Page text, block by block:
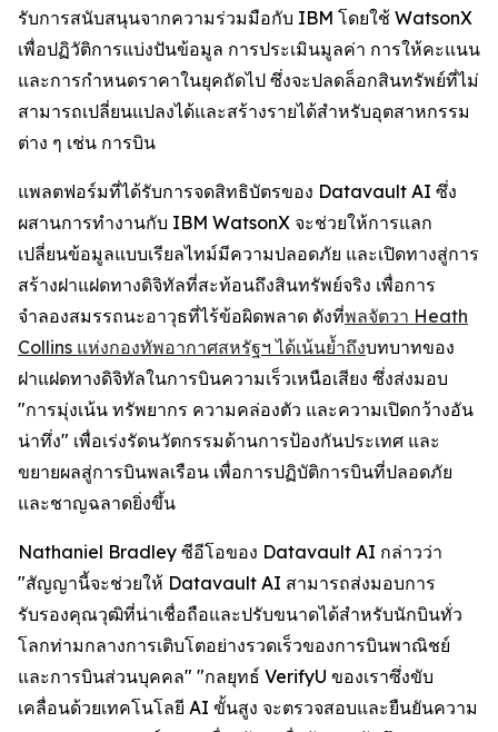
รับการสนับสนุนจากความร่วมมือกับ IBM โดยใช้ WatsonX
เพื่อปฏิวัติการแบ่งปันข้อมูล การประเมินมูลค่า การให้คะแนน
และการกำหนดราคาในยุคถัดไป ซึ่งจะปลดล็อกสินทรัพย์ที่ไม่
สามารถเปลี่ยนแปลงได้และสร้างรายได้สำหรับอุตสาหกรรม
ต่าง ๆ เช่น การบิน
แพลตฟอร์มที่ได้รับการจดสิทธิบัตรของ Datavault AI ซึ่ง
ผสานการทำงานกับ IBM WatsonX จะช่วยให้การแลก
เปลี่ยนข้อมูลแบบเรียลไทม์มีความปลอดภัย และเปิดทางสู่การ
สร้างฝาแฝดทางดิจิทัลที่สะท้อนถึงสินทรัพย์จริง เพื่อการ
จำลองสมรรถนะอาวุธที่ไร้ข้อผิดพลาด ดังที่พลจัตวา Heath
Collins แห่งกองทัพอากาศสหรัฐฯ ได้เน้นย้ำถึงบทบาทของ
ฝาแฝดทางดิจิทัลในการบินความเร็วเหนือเสียง ซึ่งส่งมอบ
"การมุ่งเน้น ทรัพยากร ความคล่องตัว และความเปิดกว้างอัน
น่าทึ่ง" เพื่อเร่งรัดนวัตกรรมด้านการป้องกันประเทศ และ
ขยายผลสู่การบินพลเรือน เพื่อการปฏิบัติการบินที่ปลอดภัย
และชาญฉลาดยิ่งขึ้น
Nathaniel Bradley ซีอีโอของ Datavault AI กล่าวว่า
"สัญญานี้จะช่วยให้ Datavault AI สามารถส่งมอบการ
รับรองคุณวุฒิที่น่าเชื่อถือและปรับขนาดได้สำหรับนักบินทั่ว
โลกท่ามกลางการเติบโตอย่างรวดเร็วของการบินพาณิชย์
และการบินส่วนบุคคล" "กลยุทธ์ VerifyU ของเราซึ่งขับ
เคลื่อนด้วยเทคโนโลยี AI ขั้นสูง จะตรวจสอบและยืนยันความ